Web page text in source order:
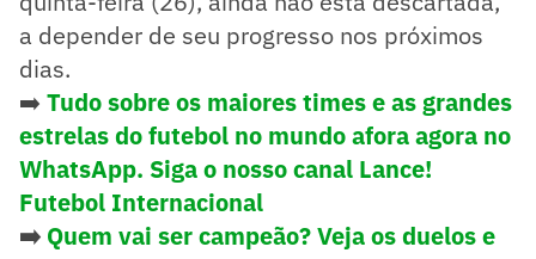
a depender de seu progresso nos próximos
dias.
➡️ Tudo sobre os maiores times e as grandes
estrelas do futebol no mundo afora agora no
WhatsApp. Siga o nosso canal Lance!
Futebol Internacional
➡️ Quem vai ser campeão? Veja os duelos e